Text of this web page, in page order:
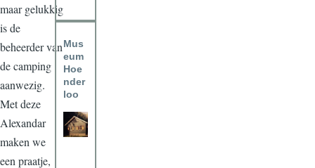
maar gelukkig
is de
beheerder van
de camping
aanwezig.
Met deze
Alexandar
maken we
een praatje,
Mus
eum
Hoe
nder
loo